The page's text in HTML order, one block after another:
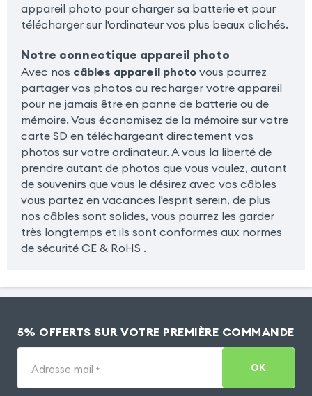
appareil photo pour charger sa batterie et pour
télécharger sur l'ordinateur vos plus beaux clichés.
Notre connectique appareil photo
Avec nos câbles appareil photovous pourrez
partager vos photos ou recharger votre appareil
pour ne jamais être en panne de batterie ou de
mémoire. Vous économisez de la mémoire sur votre
carte SD en téléchargeant directement vos
photos sur votre ordinateur. A vous la liberté de
prendre autant de photos que vous voulez, autant
de souvenirs que vous le désirez avec vos câbles
vous partez en vacances l'esprit serein, de plus
nos câbles sont solides, vous pourrez les garder
très longtemps et ils sont conformes aux normes
de sécurité CE & RoHS .
5% OFFERTS SUR VOTRE PREMIÈRE COMMANDE
Adresse mail * OK